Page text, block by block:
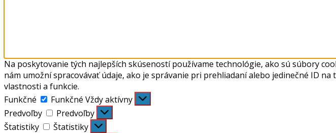
Na poskytovanie tých najlepších skúseností používame technológie, ako sú súbory
nám umožní spracovávať údaje, ako je správanie pri prehliadaní alebo jedinečné ID
vlastnosti a funkcie.
Funkčné
Funkčné Vždy aktívny
Predvoľby
Predvoľby
Štatistiky
Štatistiky